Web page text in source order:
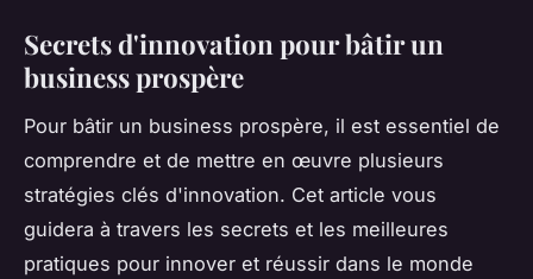
Secrets d'innovation pour bâtir un
business prospère
Pour bâtir un business prospère, il est essentiel de
comprendre et de mettre en œuvre plusieurs
stratégies clés d'innovation. Cet article vous
guidera à travers les secrets et les meilleures
pratiques pour innover et réussir dans le monde